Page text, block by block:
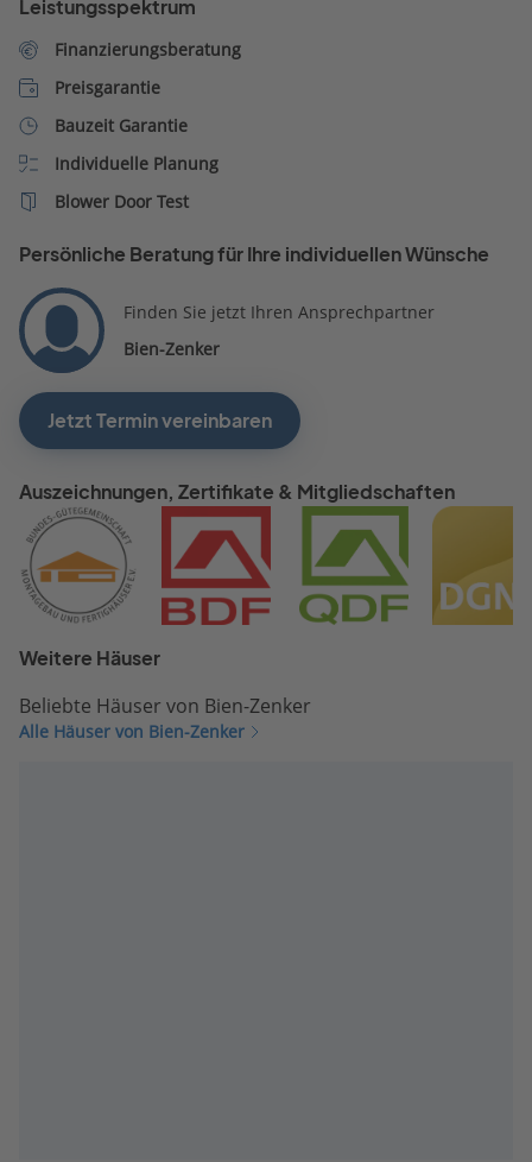
Leistungsspektrum
Finanzierungsberatung
Preisgarantie
Bauzeit Garantie
Individuelle Planung
Blower Door Test
Persönliche Beratung für Ihre individuellen Wünsche
Finden Sie jetzt Ihren Ansprechpartner
Bien-Zenker
Jetzt Termin vereinbaren
Auszeichnungen, Zertifikate & Mitgliedschaften
Weitere Häuser
Beliebte Häuser von Bien-Zenker
Alle Häuser von Bien-Zenker